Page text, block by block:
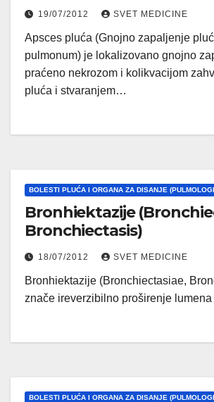
19/07/2012 SVET MEDICINE
Apsces pluća (Gnojno zapaljenje
pulmonum) je lokalizovano gnojno
praćeno nekrozom i kolikvacijom
pluća i stvaranjem…
BOLESTI PLUĆA I ORGANA ZA DISANJE
Bronhiektazije
Bronchiectasis)
18/07/2012 SVET MEDICINE
Bronhiektazije (Bronchiectasiae,
znače ireverzibilno proširenje
BOLESTI PLUĆA I ORGANA ZA DISANJE